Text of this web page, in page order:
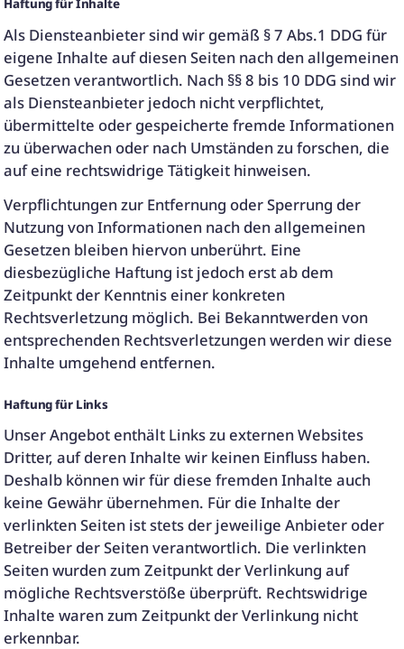
Haftung für Inhalte
Als Diensteanbieter sind wir gemäß § 7 Abs.1 DDG für
eigene Inhalte auf diesen Seiten nach den allgemeinen
Gesetzen verantwortlich. Nach §§ 8 bis 10 DDG sind wir
als Diensteanbieter jedoch nicht verpflichtet,
übermittelte oder gespeicherte fremde Informationen
zu überwachen oder nach Umständen zu forschen, die
auf eine rechtswidrige Tätigkeit hinweisen.
Verpflichtungen zur Entfernung oder Sperrung der
Nutzung von Informationen nach den allgemeinen
Gesetzen bleiben hiervon unberührt. Eine
diesbezügliche Haftung ist jedoch erst ab dem
Zeitpunkt der Kenntnis einer konkreten
Rechtsverletzung möglich. Bei Bekanntwerden von
entsprechenden Rechtsverletzungen werden wir diese
Inhalte umgehend entfernen.
Haftung für Links
Unser Angebot enthält Links zu externen Websites
Dritter, auf deren Inhalte wir keinen Einfluss haben.
Deshalb können wir für diese fremden Inhalte auch
keine Gewähr übernehmen. Für die Inhalte der
verlinkten Seiten ist stets der jeweilige Anbieter oder
Betreiber der Seiten verantwortlich. Die verlinkten
Seiten wurden zum Zeitpunkt der Verlinkung auf
mögliche Rechtsverstöße überprüft. Rechtswidrige
Inhalte waren zum Zeitpunkt der Verlinkung nicht
erkennbar.